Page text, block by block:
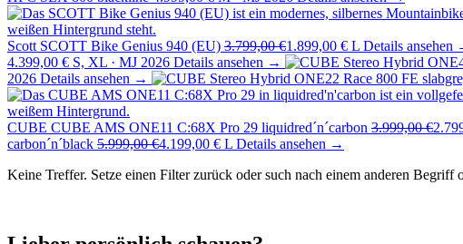
Scott SCOTT Bike Genius 940 (EU) 3.799,00 €1.899,00 € L Details ansehen
4.399,00 € S, XL · MJ 2026 Details ansehen →
2026 Details ansehen →
CUBE CUBE AMS ONE11 C:68X Pro 29 liquidred´n´carbon 3.999,00 €
carbon´n´black 5.999,00 €4.199,00 € L Details ansehen →
Keine Treffer. Setze einen Filter zurück oder such nach einem anderen Begriff